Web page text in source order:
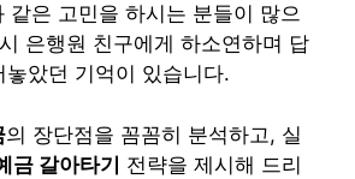
같은 고민을 하시는 분들이 많으
은행원 친구에게 하소연하며 답
놓았던 기억이 있습니다.
의 장단점을 꼼꼼히 분석하고, 실
금 갈아타기 전략을 제시해 드리